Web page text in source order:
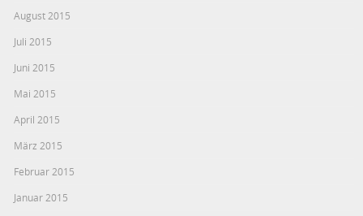
August 2015
Juli 2015
Juni 2015
Mai 2015
April 2015
März 2015
Februar 2015
Januar 2015